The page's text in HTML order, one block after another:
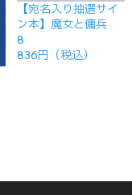
【宛名入り抽選サイ
ン本】魔女と傭兵
8
836円（税込）